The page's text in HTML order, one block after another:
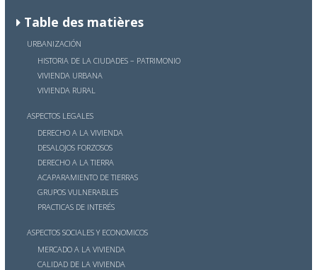
Table des matières
URBANIZACIÓN
HISTORIA DE LA CIUDADES – PATRIMONIO
VIVIENDA URBANA
VIVIENDA RURAL
ASPECTOS LEGALES
DERECHO A LA VIVIENDA
DESALOJOS FORZOSOS
DERECHO A LA TIERRA
ACAPARAMIENTO DE TIERRAS
GRUPOS VULNERABLES
PRACTICAS DE INTERÉS
ASPECTOS SOCIALES Y ECONOMICOS
MERCADO A LA VIVIENDA
CALIDAD DE LA VIVIENDA